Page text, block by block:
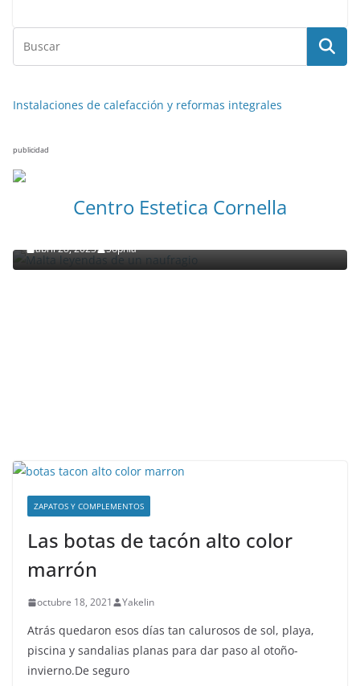
Instalaciones de calefacción y reformas integrales
publicidad
Centro Estetica Cornella
abril 28, 2023 Sophia
ZAPATOS Y COMPLEMENTOS
Las botas de tacón alto color
marrón
octubre 18, 2021 Yakelin
Atrás quedaron esos días tan calurosos de sol, playa,
piscina y sandalias planas para dar paso al otoño-
invierno.De seguro